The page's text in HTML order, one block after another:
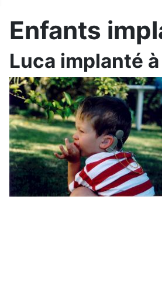
Enfants
Luca implanté